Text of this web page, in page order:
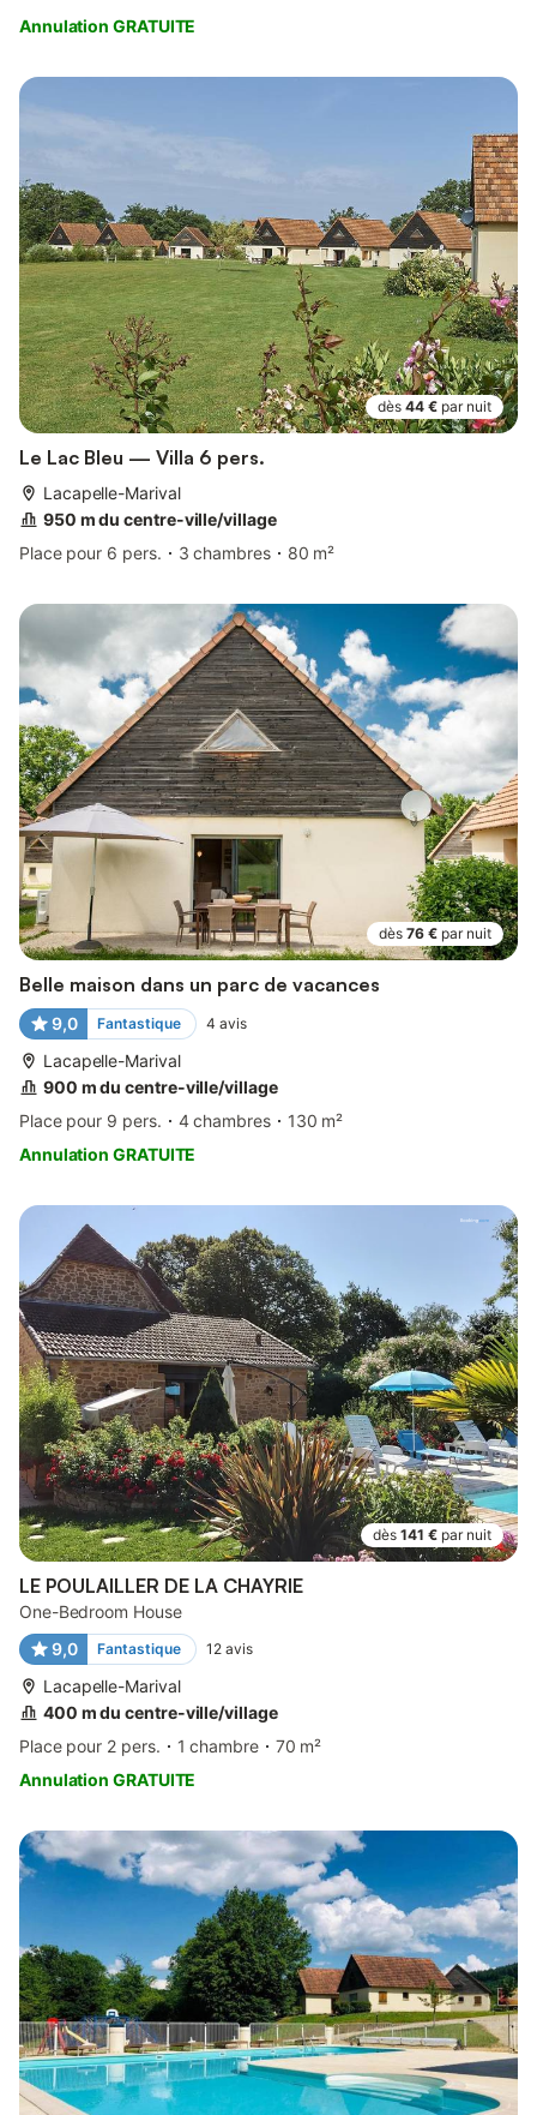
Annulation GRATUITE
dès 44 € par nuit
Le Lac Bleu — Villa 6 pers.
Lacapelle-Marival
950 m du centre-ville/village
Place pour 6 pers.
3 chambres 80 m²
dès 76 € par nuit
Belle maison dans un parc de vacances
9,0 Fantastique 4 avis
Lacapelle-Marival
900 m du centre-ville/village
Place pour 9 pers.
4 chambres
130 m²
Annulation GRATUITE
dès 141 € par nuit
LE POULAILLER DE LA CHAYRIE
One-Bedroom House
9,0
Fantastique 12 avis
Lacapelle-Marival
400 m du centre-ville/village
Place pour 2 pers.
1 chambre
70 m²
Annulation GRATUITE